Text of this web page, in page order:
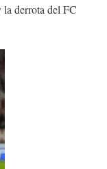
derrota del FC